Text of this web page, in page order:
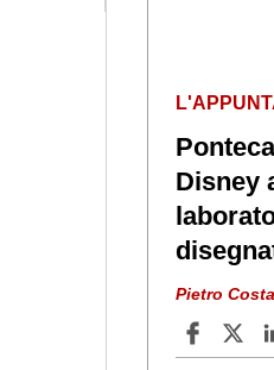
Disney
Pietro